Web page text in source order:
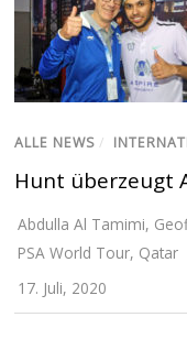
ALLE NEWS /
Hunt überzeugt
Abdulla Al Tamimi,
PSA World Tour, Qatar
17. Juli, 2020